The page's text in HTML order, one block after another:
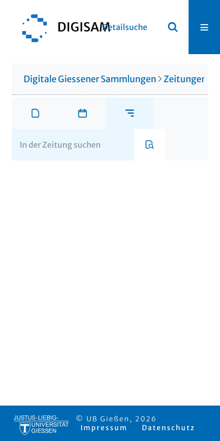
Detailsuche
Digitale Giessener Sammlungen Zeitungen
© UB Gießen, 2026
Impressum
Datenschutz